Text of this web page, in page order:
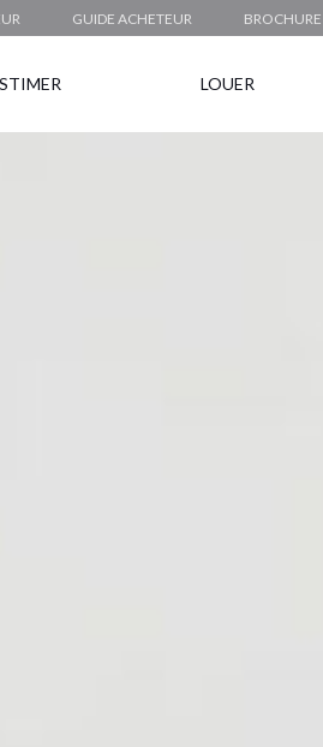
GUIDE ACHETEUR BROCHURE
LOUER